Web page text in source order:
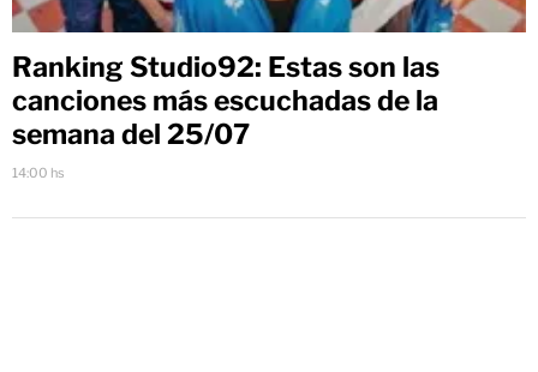
Ranking Studio92: Estas son las
canciones más escuchadas de la
semana del 25/07
14:00 hs